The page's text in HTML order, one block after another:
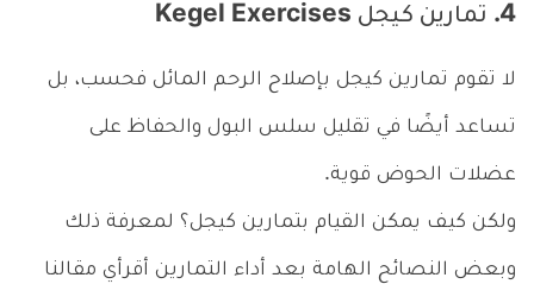
4. تمارين كيجل Kegel Exercises
لا تقوم تمارين كيجل بإصلاح الرحم المائل فحسب، بل
تساعد أيضًا في تقليل سلس البول والحفاظ على
عضلات الحوض قوية.
ولكن كيف يمكن القيام بتمارين كيجل؟ لمعرفة ذلك
وبعض النصائح الهامة بعد أداء التمارين أقرأي مقالنا